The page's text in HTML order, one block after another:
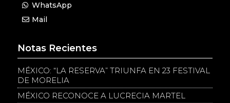
WhatsApp
Mail
Notas Recientes
MÉXICO: “LA RESERVA” TRIUNFA EN 23 FESTIVAL
DE MORELIA
MÉXICO RECONOCE A LUCRECIA MARTEL